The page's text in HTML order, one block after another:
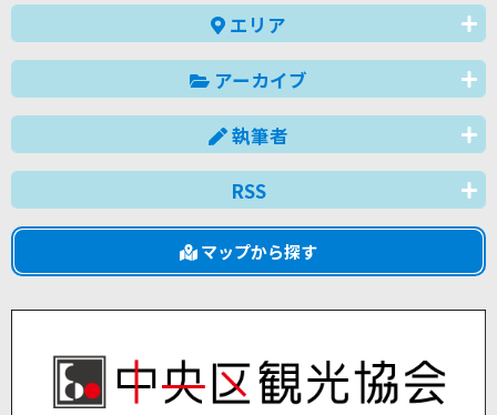
エリア
アーカイブ
執筆者
RSS
マップから探す